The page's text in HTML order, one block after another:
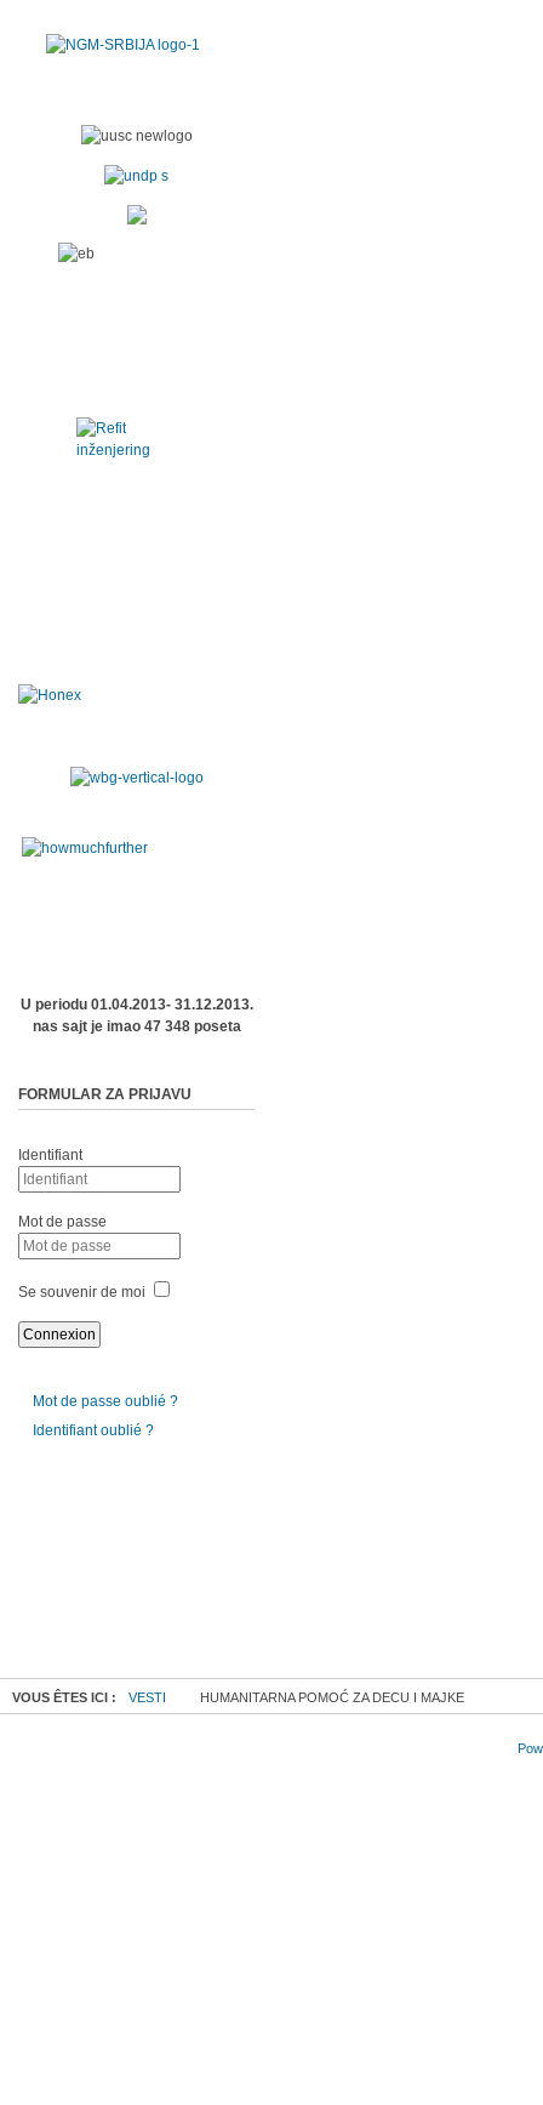
U periodu 01.04.2013- 31.12.2013.
nas sajt je imao 47 348 poseta
FORMULAR ZA PRIJAVU
Identifiant
Mot de passe
Se souvenir de moi
Mot de passe oublié ?
Identifiant oublié ?
VOUS ÊTES ICI : VESTI HUMANITARNA POMOĆ ZA DECU I MAJKE